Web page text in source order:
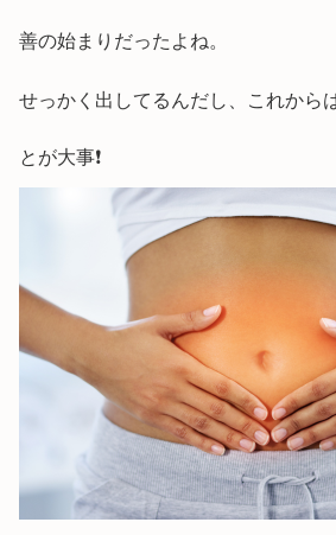
善の始まりだったよね。
せっかく出してるんだし、これから
とが大事❗️